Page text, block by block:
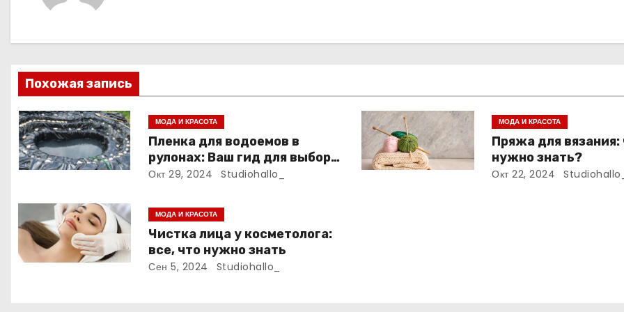
и
я
п
о
з
а
п
Похожая запись
МОДА И КРАСОТА
Пленка для водоемов в
рулонах: Ваш гид для выбора
и применения
Окт 29, 2024 Studiohallo_
МОДА И КРАСОТА
Пряжа для вязания:
нужно знать?
Окт 22, 2024 Studiohallo_
МОДА И КРАСОТА
Чистка лица у косметолога:
все, что нужно знать
Сен 5, 2024 Studiohallo_